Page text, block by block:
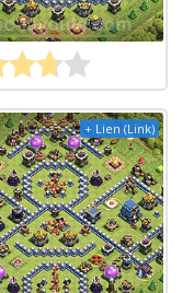
+ Lien (Link)